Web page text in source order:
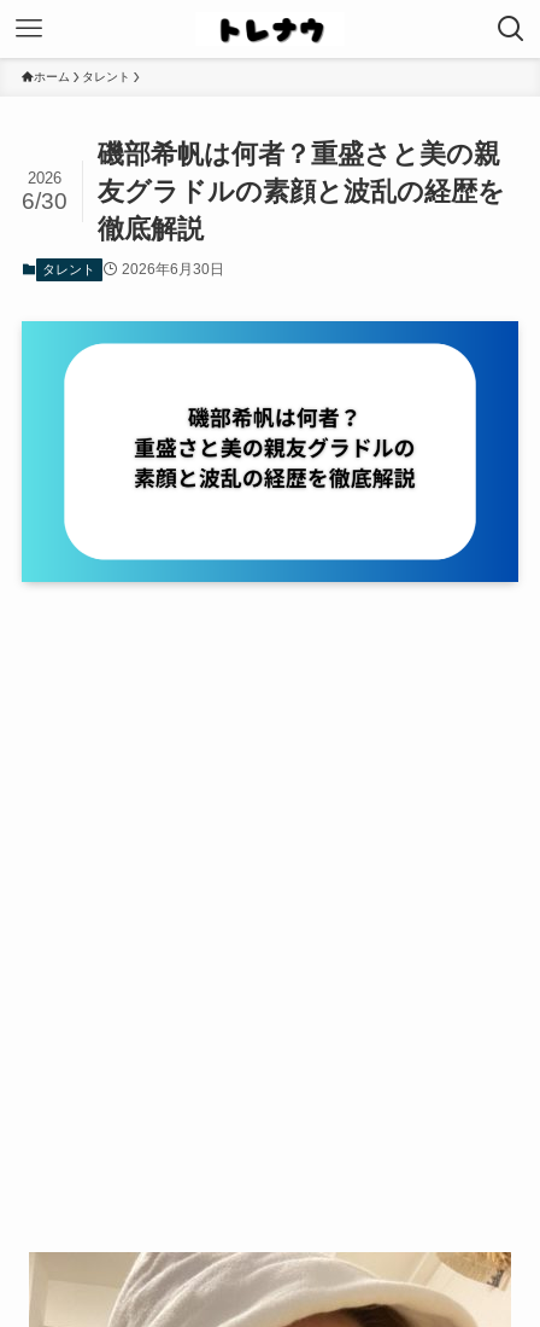
ホーム タレント
磯部希帆は何者？重盛さと美の親
友グラドルの素顔と波乱の経歴を
徹底解説
2026
6/30
タレント 2026年6月30日